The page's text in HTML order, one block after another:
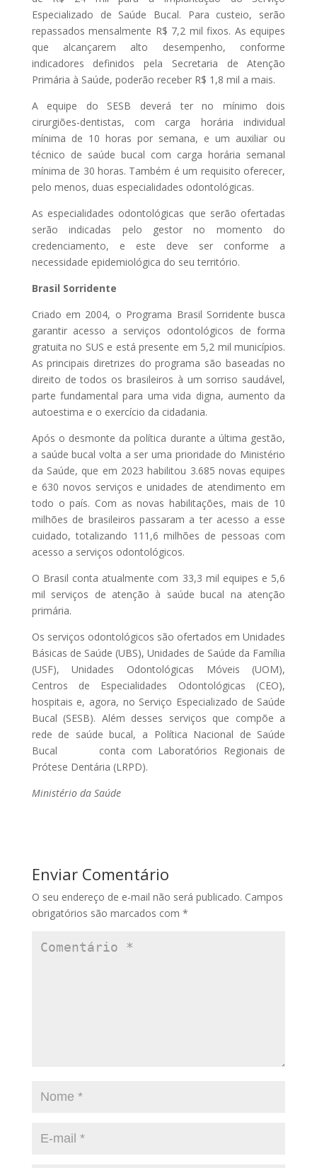
Especializado de Saúde Bucal. Para custeio, serão
repassados mensalmente R$ 7,2 mil fixos. As equipes
que alcançarem alto desempenho, conforme
indicadores definidos pela Secretaria de Atenção
Primária à Saúde, poderão receber R$ 1,8 mil a mais.
A equipe do SESB deverá ter no mínimo dois
cirurgiões-dentistas, com carga horária individual
mínima de 10 horas por semana, e um auxiliar ou
técnico de saúde bucal com carga horária semanal
mínima de 30 horas. Também é um requisito oferecer,
pelo menos, duas especialidades odontológicas.
As especialidades odontológicas que serão ofertadas
serão indicadas pelo gestor no momento do
credenciamento, e este deve ser conforme a
necessidade epidemiológica do seu território.
Brasil Sorridente
Criado em 2004, o Programa Brasil Sorridente busca
garantir acesso a serviços odontológicos de forma
gratuita no SUS e está presente em 5,2 mil municípios.
As principais diretrizes do programa são baseadas no
direito de todos os brasileiros à um sorriso saudável,
parte fundamental para uma vida digna, aumento da
autoestima e o exercício da cidadania.
Após o desmonte da política durante a última gestão,
a saúde bucal volta a ser uma prioridade do Ministério
da Saúde, que em 2023 habilitou 3.685 novas equipes
e 630 novos serviços e unidades de atendimento em
todo o país. Com as novas habilitações, mais de 10
milhões de brasileiros passaram a ter acesso a esse
cuidado, totalizando 111,6 milhões de pessoas com
acesso a serviços odontológicos.
O Brasil conta atualmente com 33,3 mil equipes e 5,6
mil serviços de atenção à saúde bucal na atenção
primária.
Os serviços odontológicos são ofertados em Unidades
Básicas de Saúde (UBS), Unidades de Saúde da Família
(USF), Unidades Odontológicas Móveis (UOM),
Centros de Especialidades Odontológicas (CEO),
hospitais e, agora, no Serviço Especializado de Saúde
Bucal (SESB). Além desses serviços que compõe a
rede de saúde bucal, a Política Nacional de Saúde
Bucal conta com Laboratórios Regionais de
Prótese Dentária (LRPD).
Ministério da Saúde
Enviar Comentário
O seu endereço de e-mail não será publicado. Campos
obrigatórios são marcados com *